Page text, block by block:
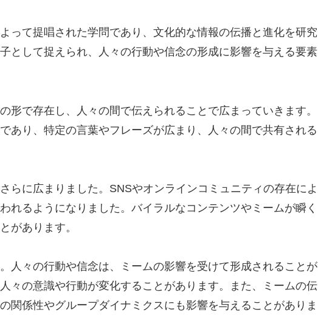
って提唱された学問であり、文化的な情報の伝播と進化を研究
として捉えられ、人々の行動や信念の形成に影響を与える要素
形で存在し、人々の間で伝えられることで広まっていきます。
あり、特定の言葉やフレーズが広まり、人々の間で共有される
らに広まりました。SNSやオンラインコミュニティの存在によ
れるようになりました。バイラルなコンテンツやミームが瞬く
があります。
人々の行動や信念は、ミームの影響を受けて形成されることが
々の意識や行動が変化することがあります。また、ミームの伝
関係性やグループダイナミクスにも影響を与えることがありま